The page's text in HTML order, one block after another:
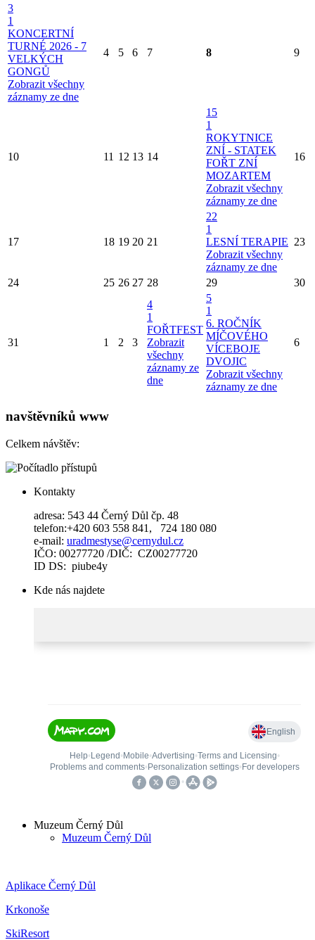
3
1
KONCERTNÍ
TURNÉ 2026 - 7
VELKÝCH
GONGŮ
Zobrazit všechny
záznamy ze dne
4 5 6 7 8 9
10 11 12 13 14
15
1
ROKYTNICE
ZNÍ - STATEK
FOŘT ZNÍ
MOZARTEM
Zobrazit všechny
záznamy ze dne
16
17 18 19 20 21
22
1
LESNÍ TERAPIE
Zobrazit všechny
záznamy ze dne
23
24 25 26 27 28 29 30
31 1 2 3
4
1
FOŘTFEST
Zobrazit
všechny
záznamy ze
dne
5
1
6. ROČNÍK
MÍČOVÉHO
VÍCEBOJE
DVOJIC
Zobrazit všechny
záznamy ze dne
6
navštěvníků www
Celkem návštěv:
Kontakty
adresa: 543 44 Černý Důl čp. 48
telefon:+420 603 558 841, 724 180 080
e-mail: uradmestyse@cernydul.cz
IČO: 00277720 /DIČ: CZ00277720
ID DS: piube4y
Kde nás najdete
Muzeum Černý Důl
Muzeum Černý Důl
Aplikace Černý Důl
Krkonoše
SkiResort